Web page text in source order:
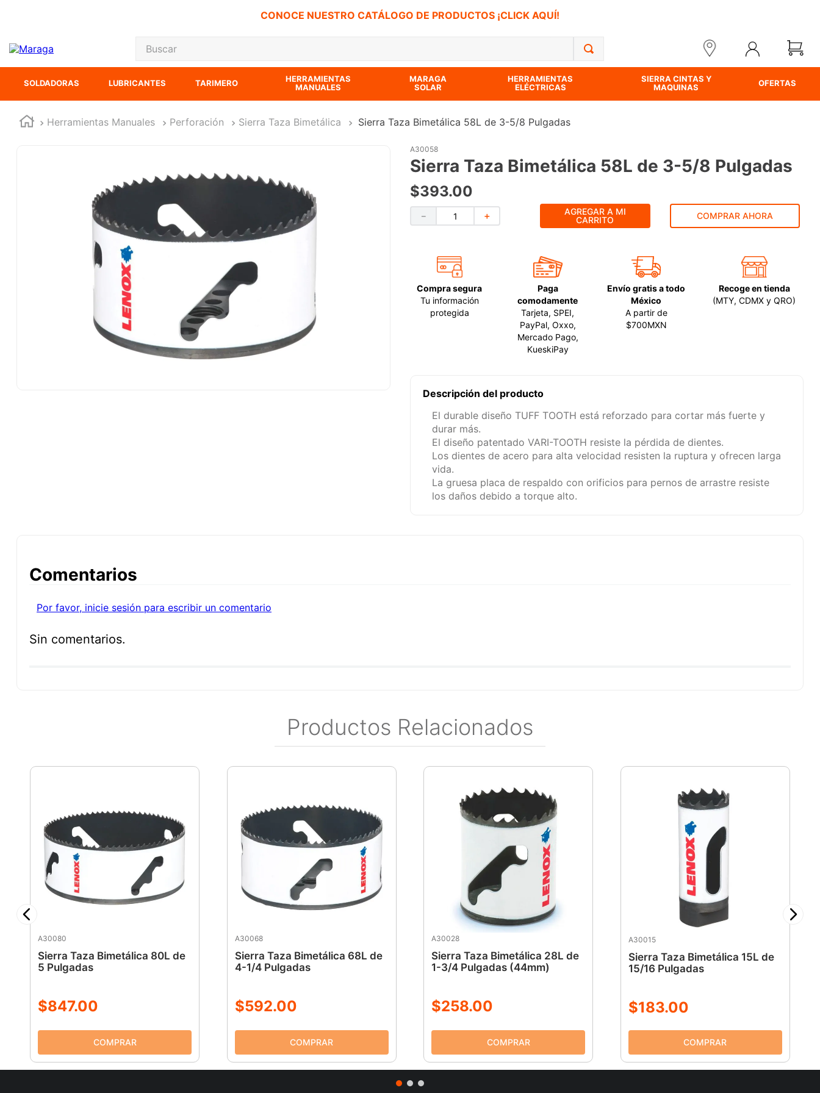
CONOCE NUESTRO CATÁLOGO DE PRODUCTOS ¡CLICK AQUÍ!
Buscar
SOLDADORAS LUBRICANTES TARIMERO
HERRAMIENTAS
MANUALES
MARAGA
SOLAR
HERRAMIENTAS
ELÉCTRICAS
SIERRA CINTAS Y
MAQUINAS
OFERTAS
Herramientas Manuales Perforación Sierra Taza Bimetálica Sierra Taza Bimetálica 58L de 3-5/8 Pulgadas
A30058
Sierra Taza Bimetálica 58L de 3-5/8 Pulgadas
$393.00
＋
－
AGREGAR A MI
CARRITO
COMPRAR AHORA
Compra segura
Tu información
protegida
Paga
comodamente
Tarjeta, SPEI,
PayPal, Oxxo,
Mercado Pago,
KueskiPay
Envío gratis a todo
México
A partir de
$700MXN
Recoge en tienda
(MTY, CDMX y QRO)
Descripción del producto
El durable diseño TUFF TOOTH está reforzado para cortar más fuerte y
durar más.
El diseño patentado VARI-TOOTH resiste la pérdida de dientes.
Los dientes de acero para alta velocidad resisten la ruptura y ofrecen larga
vida.
La gruesa placa de respaldo con orificios para pernos de arrastre resiste
los daños debido a torque alto.
Comentarios
Por favor, inicie sesión para escribir un comentario
Sin comentarios.
Productos Relacionados
A30080
Sierra Taza Bimetálica 80L de
5 Pulgadas
$847.00
A30068
Sierra Taza Bimetálica 68L de
4-1/4 Pulgadas
$592.00
A30028
Sierra Taza Bimetálica 28L de
1-3/4 Pulgadas (44mm)
$258.00
A30015
Sierra Taza Bimetálica 15L de
15/16 Pulgadas
$183.00
TÉRMINOS MÁS BUSCADOS
5.
sierra cinta
8.
esmeriladora
ke500
10. -cut